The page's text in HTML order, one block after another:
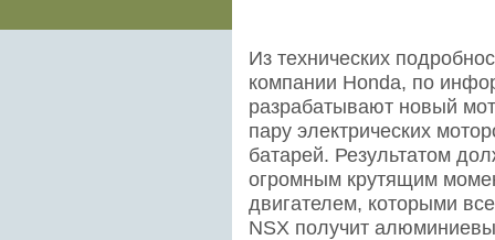
Из технических
компании Honda, по
разрабатывают новый
пару электрических
батарей. Результатом
огромным крутящим
двигателем, которыми
NSX получит